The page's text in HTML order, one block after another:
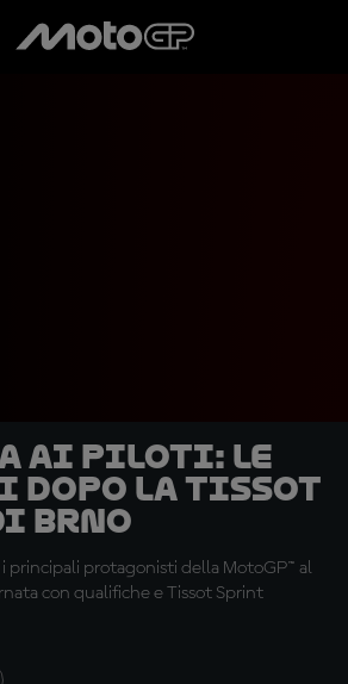
ai piloti: le
dopo la Tissot
Brno
principali protagonisti della MotoGP™ al
con qualifiche e Tissot Sprint